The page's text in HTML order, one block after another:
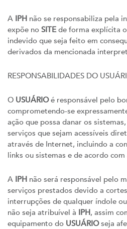
A IPH não se responsabiliza pela
expõe no SITE de forma explícita
indevido que seja feito em
derivados da mencionada
RESPONSABILIDADES DO
O USUÁRIOé responsável pelo
comprometendo-se
ação que possa danar os
serviços que sejam acessíveis
através de Internet, incluindo a
links ou sistemas e de acordo
A IPH não será responsável pelo
serviços prestados devido a
interrupções de qualquer índole
não seja atribuível à IPH, assim
equipamento do USUÁRIOseja